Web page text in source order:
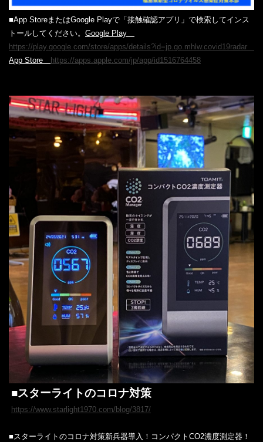
■App StoreまたはGoogle Playで「接触確認アプリ」で検索してインス
トールしてください。 Google Play
https://play.google.com/store/apps/details?id=jp.go.mhlw.covid19radar
App Store https://apps.apple.com/jp/app/id1516764458
■スターライトのコロナ対策‎
https://www.starlight1970.com/blog/3817/
■スターライトのコロナ対策新兵器導入！コンパクトCO2濃度測定器！